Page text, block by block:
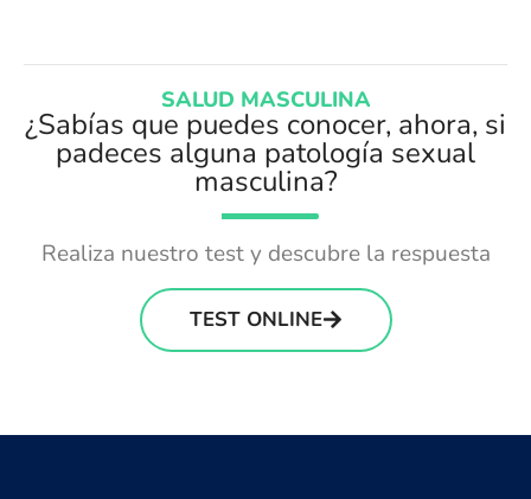
SALUD MASCULINA
¿Sabías que puedes conocer, ahora, si
padeces alguna patología sexual
masculina?
Realiza nuestro test y descubre la respuesta
TEST ONLINE